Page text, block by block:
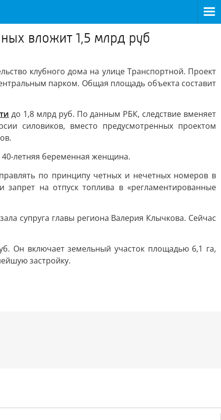
вложит 1,5 млрд руб
клубного дома на улице Транспортной. Проект
парком. Общая площадь объекта составит
до 1,8 млрд руб. По данным РБК, следствие вменяет
силовиков, вместо предусмотренных проектом
летняя беременная женщина.
по принципу четных и нечетных номеров в
на отпуск топлива в «регламентированные
супруга главы региона Валерия Клычкова. Сейчас
Он включает земельный участок площадью 6,1 га,
застройку.